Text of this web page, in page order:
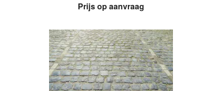
Prijs op aanvraag